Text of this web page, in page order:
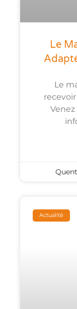
Le
Le
Actualité